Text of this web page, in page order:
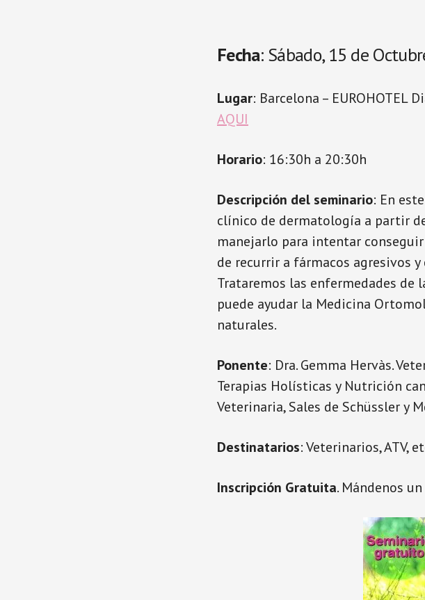
Fecha: Sábado, 15 de
Lugar: Barcelona – EUROHOTEL
AQUI
Horario: 16:30h a 20:30h
Descripción del seminario: En
clínico de dermatología a partir
manejarlo para intentar
de recurrir a fármacos agresivos
Trataremos las enfermedades
puede ayudar la Medicina
naturales.
Ponente: Dra. Gemma Hervàs.
Terapias Holísticas y Nutrición
Veterinaria, Sales de Schüssler y
Destinatarios: Veterinarios, ATV,
Inscripción Gratuita. Mándenos